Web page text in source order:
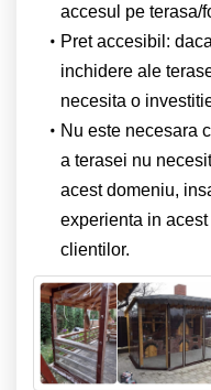
accesul pe terasa/
Pret accesibil:
inchidere ale
necesita o
Nu este necesara
a terasei nu
acest domeniu,
experienta in
clientilor.